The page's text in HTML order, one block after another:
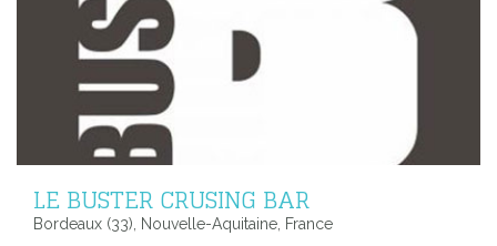
LE BUSTER CRUSING BAR
Bordeaux (33), Nouvelle-Aquitaine, France